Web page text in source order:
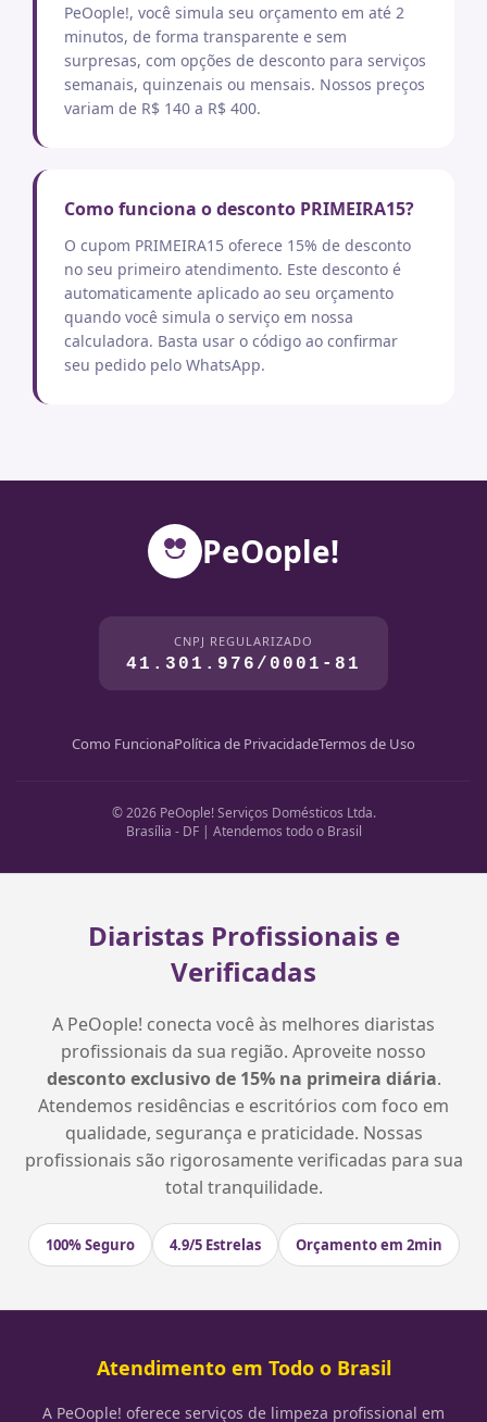
PeOople!, você simula seu orçamento em até 2
minutos, de forma transparente e sem
surpresas, com opções de desconto para serviços
semanais, quinzenais ou mensais. Nossos preços
variam de R$ 140 a R$ 400.
Como funciona o desconto PRIMEIRA15?
O cupom PRIMEIRA15 oferece 15% de desconto
no seu primeiro atendimento. Este desconto é
automaticamente aplicado ao seu orçamento
quando você simula o serviço em nossa
calculadora. Basta usar o código ao confirmar
seu pedido pelo WhatsApp.
PeOople!
CNPJ REGULARIZADO
41.301.976/0001-81
Como FuncionaPolítica de PrivacidadeTermos de Uso
© 2026 PeOople! Serviços Domésticos Ltda.
Brasília - DF | Atendemos todo o Brasil
Diaristas Profissionais e
Verificadas
A PeOople! conecta você às melhores diaristas
profissionais da sua região. Aproveite nosso
desconto exclusivo de 15% na primeira diária.
Atendemos residências e escritórios com foco em
qualidade, segurança e praticidade. Nossas
profissionais são rigorosamente verificadas para sua
total tranquilidade.
100% Seguro 4.9/5 Estrelas Orçamento em 2min
Atendimento em Todo o Brasil
A PeOople! oferece serviços de limpeza profissional em